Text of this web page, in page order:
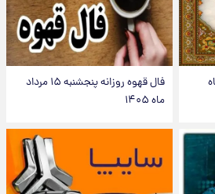
ماه
فال قهوه روزانه پنجشنبه ۱۵ مرداد
ماه ۱۴۰۵